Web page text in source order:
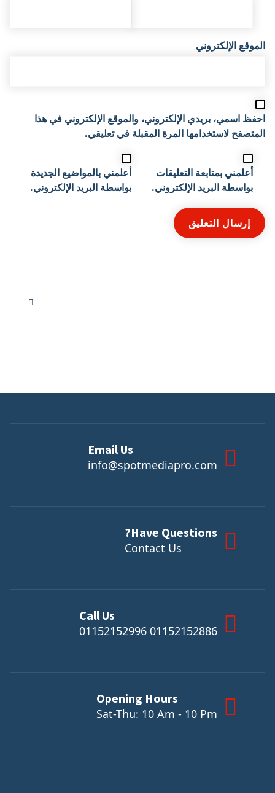
الموقع الإلكتروني
احفظ اسمي، بريدي الإلكتروني، والموقع الإلكتروني في هذا
المتصفح لاستخدامها المرة المقبلة في تعليقي.
أعلمني بمتابعة التعليقات
بواسطة البريد الإلكتروني.
أعلمني بالمواضيع الجديدة
بواسطة البريد الإلكتروني.
Email Us
info@spotmediapro.com
Have Questions?
Contact Us
Call Us
01152152886 01152152996
Opening Hours
Sat-Thu: 10 Am - 10 Pm